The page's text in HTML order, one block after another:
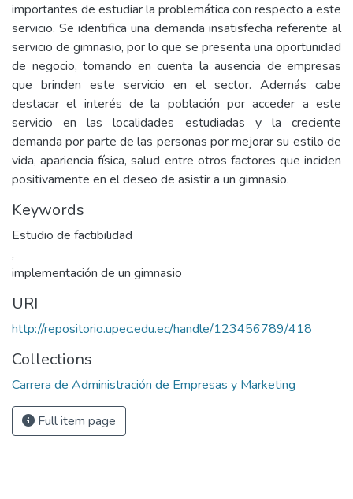
importantes de estudiar la problemática con respecto a este
servicio. Se identifica una demanda insatisfecha referente al
servicio de gimnasio, por lo que se presenta una oportunidad
de negocio, tomando en cuenta la ausencia de empresas
que brinden este servicio en el sector. Además cabe
destacar el interés de la población por acceder a este
servicio en las localidades estudiadas y la creciente
demanda por parte de las personas por mejorar su estilo de
vida, apariencia física, salud entre otros factores que inciden
positivamente en el deseo de asistir a un gimnasio.
Keywords
Estudio de factibilidad
,
implementación de un gimnasio
URI
http://repositorio.upec.edu.ec/handle/123456789/418
Collections
Carrera de Administración de Empresas y Marketing
Full item page